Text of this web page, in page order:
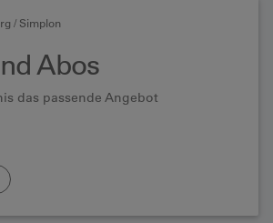
/ Simplon
Abos
das passende Angebot